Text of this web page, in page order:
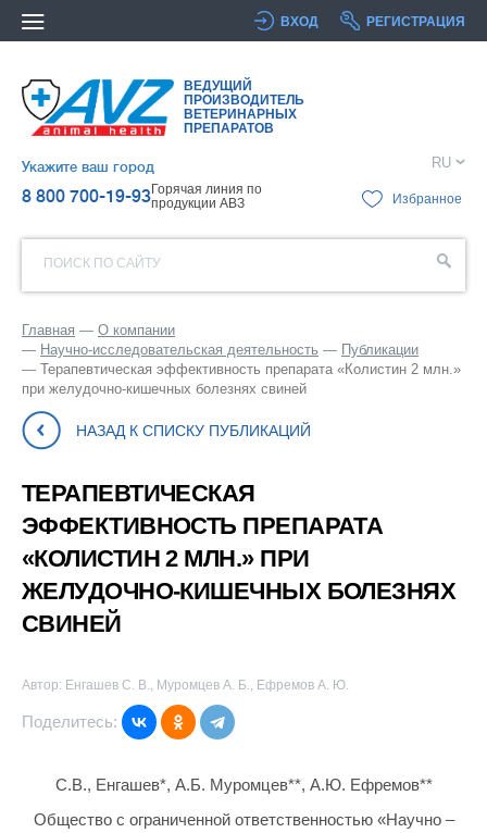
ВХОД РЕГИСТРАЦИЯ
ВЕДУЩИЙ
ПРОИЗВОДИТЕЛЬ
ВЕТЕРИНАРНЫХ
ПРЕПАРАТОВ
Укажите ваш город
8 800 700-19-93Горячая линия по
продукции АВЗ
RU
Избранное
ПОИСК ПО САЙТУ
Главная
О компании
Научно-исследовательская деятельность
Публикации
Терапевтическая эффективность препарата «Колистин 2 млн.»
при желудочно-кишечных болезнях свиней
НАЗАД К СПИСКУ ПУБЛИКАЦИЙ
ТЕРАПЕВТИЧЕСКАЯ
ЭФФЕКТИВНОСТЬ ПРЕПАРАТА
«КОЛИСТИН 2 МЛН.» ПРИ
ЖЕЛУДОЧНО-КИШЕЧНЫХ БОЛЕЗНЯХ
СВИНЕЙ
Автор: Енгашев С. В., Муромцев А. Б., Ефремов А. Ю.
Поделитесь:
С.В., Енгашев*, А.Б. Муромцев**, А.Ю. Ефремов**
Общество с ограниченной ответственностью «Научно –